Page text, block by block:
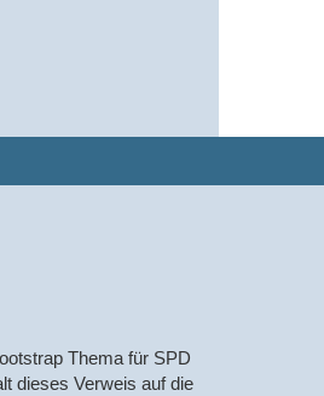
Thema für SPD
dieses Verweis auf die